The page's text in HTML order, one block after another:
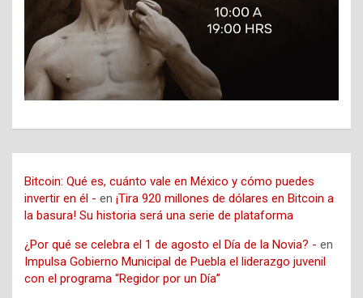
Bitcoin: Qué es, cuánto vale en México y cómo puedes
invertir en él - en ¡Tira 920 millones de dólares en Bitcoin a
la basura! Su historia será una serie de plataforma
¿Por qué se celebra el 1 de agosto el Día de la Novia? - en
Impulsa Gobierno Municipal de Puebla el liderazgo juvenil
con el programa “Regidor por un Día”